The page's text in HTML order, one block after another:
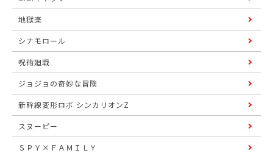
地獄楽
シナモロール
呪術廻戦
ジョジョの奇妙な冒険
新幹線変形ロボ シンカリオンZ
スヌーピー
ＳＰＹ×ＦＡＭＩＬＹ